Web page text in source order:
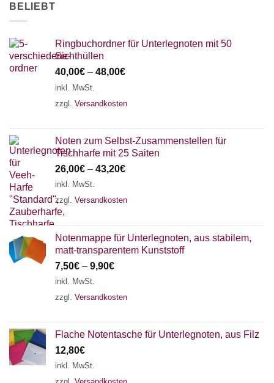
BELIEBT
Ringbuchordner für Unterlegnoten mit 50
Sichthüllen
40,00€ – 48,00€
inkl. MwSt.
zzgl. Versandkosten
Noten zum Selbst-Zusammenstellen für
Tischharfe mit 25 Saiten
26,00€ – 43,20€
inkl. MwSt.
zzgl. Versandkosten
Notenmappe für Unterlegnoten, aus stabilem,
matt-transparentem Kunststoff
7,50€ – 9,90€
inkl. MwSt.
zzgl. Versandkosten
Flache Notentasche für Unterlegnoten, aus Filz
12,80€
inkl. MwSt.